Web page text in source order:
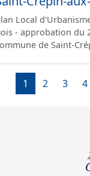
les documents
Local
- approbation du 27/09/2024. Ce lot
de Saint-
administratives, le
des plans de
données géographiques. Malgré l'attention portée à la création de ces
1 2 3 4